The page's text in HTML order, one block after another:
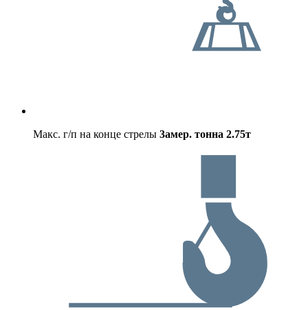
Макс. г/п на конце стрелы 3амер. тонна 2.75т